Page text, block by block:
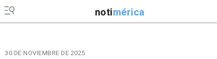
notimérica
30 DE NOVIEMBRE DE 2025